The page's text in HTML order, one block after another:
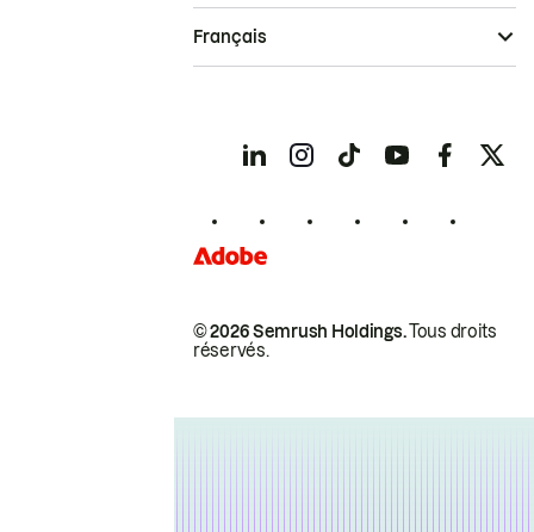
© 2026 Semrush Holdings.Tous droits
réservés.
Français